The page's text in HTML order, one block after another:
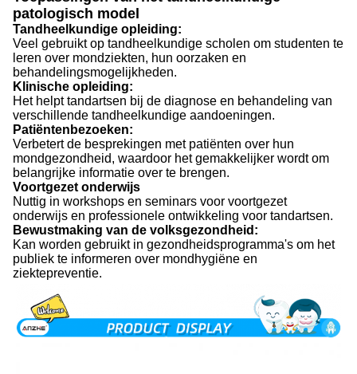
patologisch model
Tandheelkundige opleiding:
Veel gebruikt op tandheelkundige scholen om studenten te
leren over mondziekten, hun oorzaken en
behandelingsmogelijkheden.
Klinische opleiding:
Het helpt tandartsen bij de diagnose en behandeling van
verschillende tandheelkundige aandoeningen.
Patiëntenbezoeken:
Verbetert de besprekingen met patiënten over hun
mondgezondheid, waardoor het gemakkelijker wordt om
belangrijke informatie over te brengen.
Voortgezet onderwijs
Nuttig in workshops en seminars voor voortgezet
onderwijs en professionele ontwikkeling voor tandartsen.
Bewustmaking van de volksgezondheid:
Kan worden gebruikt in gezondheidsprogramma's om het
publiek te informeren over mondhygiëne en
ziektepreventie.